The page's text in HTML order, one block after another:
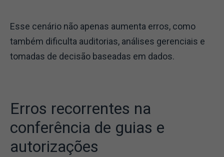
Esse cenário não apenas aumenta erros, como
também dificulta auditorias, análises gerenciais e
tomadas de decisão baseadas em dados.
Erros recorrentes na
conferência de guias e
autorizações